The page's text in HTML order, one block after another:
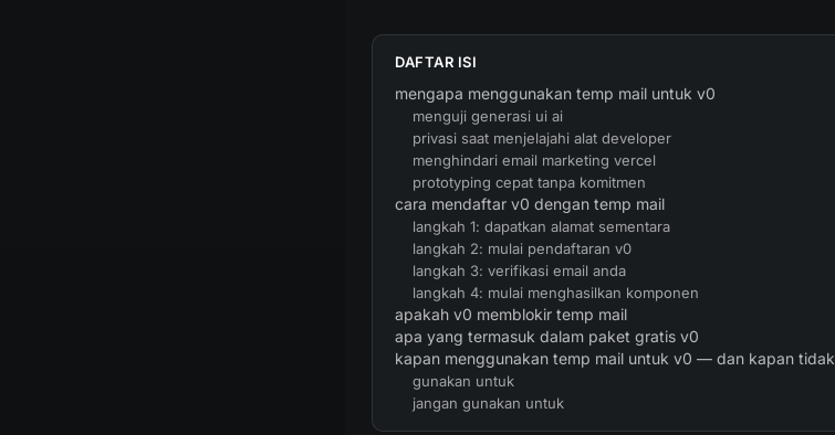
DAFTAR ISI
mengapa menggunakan temp mail untuk v0
menguji generasi ui ai
privasi saat menjelajahi alat developer
menghindari email marketing vercel
prototyping cepat tanpa komitmen
cara mendaftar v0 dengan temp mail
langkah 1: dapatkan alamat sementara
langkah 2: mulai pendaftaran v0
langkah 3: verifikasi email anda
langkah 4: mulai menghasilkan komponen
apakah v0 memblokir temp mail
apa yang termasuk dalam paket gratis v0
kapan menggunakan temp mail untuk v0 — dan kapan tidak
gunakan untuk
jangan gunakan untuk